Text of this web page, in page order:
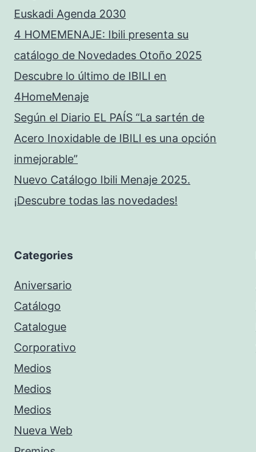
Euskadi Agenda 2030
4 HOMEMENAJE: Ibili presenta su
catálogo de Novedades Otoño 2025
Descubre lo último de IBILI en
4HomeMenaje
Según el Diario EL PAÍS “La sartén de
Acero Inoxidable de IBILI es una opción
inmejorable”
Nuevo Catálogo Ibili Menaje 2025.
¡Descubre todas las novedades!
Categories
Aniversario
Catálogo
Catalogue
Corporativo
Medios
Medios
Medios
Nueva Web